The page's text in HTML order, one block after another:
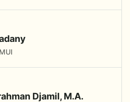
Djamil, M.A.